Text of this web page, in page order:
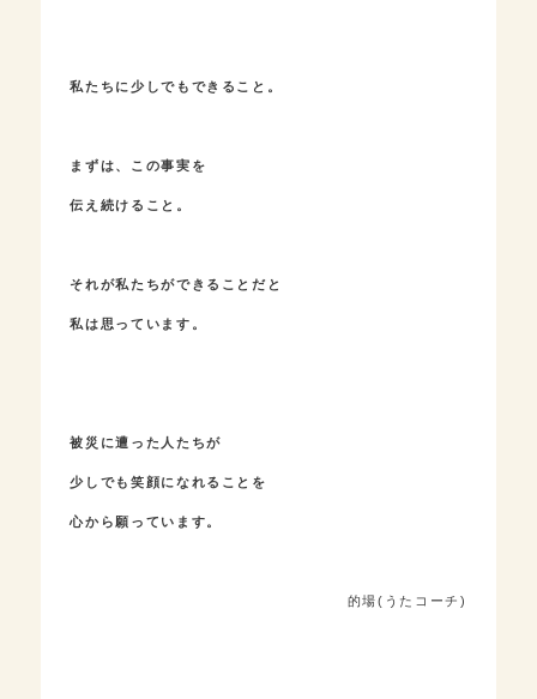
私たちに少しでもできること。
まずは、この事実を
伝え続けること。
それが私たちができることだと
私は思っています。
被災に遭った人たちが
少しでも笑顔になれることを
心から願っています。
的場(うたコーチ)